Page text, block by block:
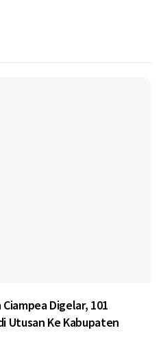
Digelar, 101
Utusan Ke Kabupaten